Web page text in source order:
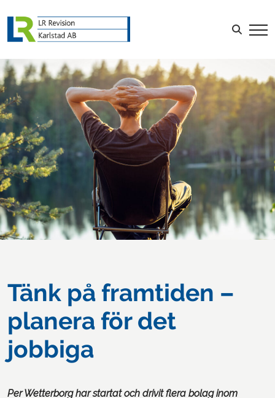
LOGGA IN Sök efter:
Tänk på framtiden –
planera för det
jobbiga
Per Wetterborg har startat och drivit flera bolag inom